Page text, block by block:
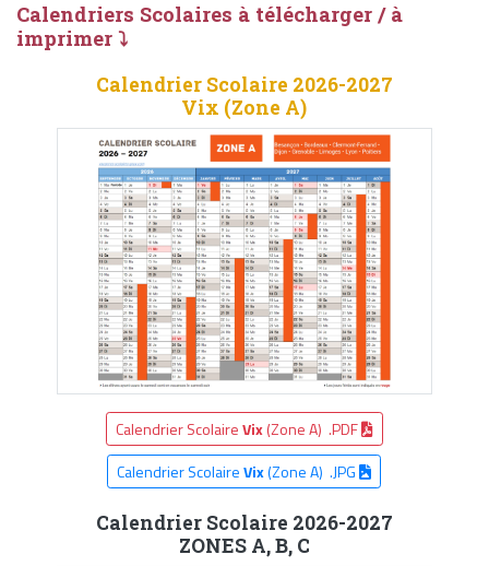
Calendriers Scolaires à télécharger / à
imprimer ⤵
Calendrier Scolaire 2026-2027
Vix (Zone A)
Calendrier ScolaireVix(Zone A) .PDF
Calendrier ScolaireVix(Zone A) .JPG
Calendrier Scolaire 2026-2027
ZONES A, B, C